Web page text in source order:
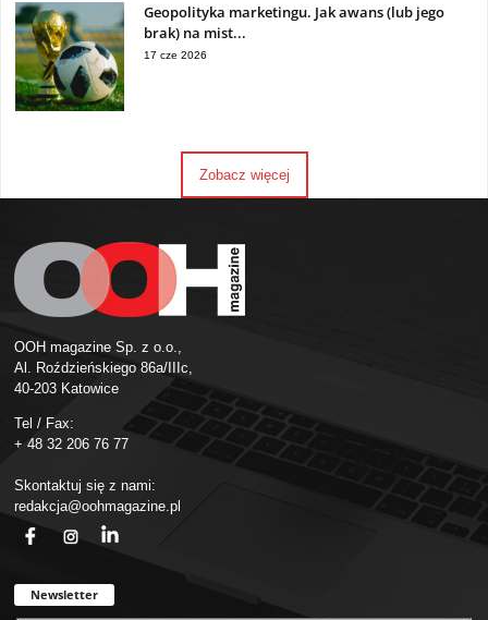
Geopolityka marketingu. Jak awans (lub jego
brak) na mist...
17 cze 2026
Zobacz więcej
OOH magazine Sp. z o.o.,
Al. Roździeńskiego 86a/IIIc,
40-203 Katowice
Tel / Fax:
+ 48 32 206 76 77
Skontaktuj się z nami:
redakcja@oohmagazine.pl
Newsletter